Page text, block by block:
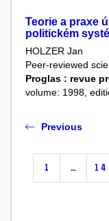
Teorie a praxe
politickém
HOLZER Jan
Peer-reviewed
Proglas : revue
volume: 1998,
Previous
1 … 14